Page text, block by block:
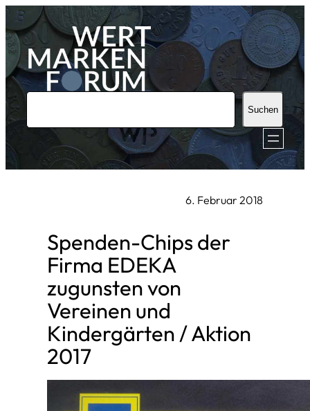
Zum
Inhalt
springen
u
h
Suchen
6. Februar 2018
Spenden-Chips der
Firma EDEKA
zugunsten von
Vereinen und
Kindergärten / Aktion
2017